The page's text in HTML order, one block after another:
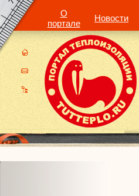
О
портале
Новости